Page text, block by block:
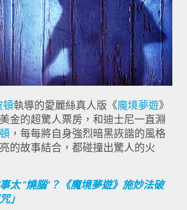
頓執導的愛麗絲真人版《魔境夢遊》
金的超驚人票房，和迪士尼一直淵
，每每將自身強烈暗黑詼諧的風格
的故事結合，都碰撞出驚人的火
太 "燒腦"？《魔境夢遊》施妙法破
」